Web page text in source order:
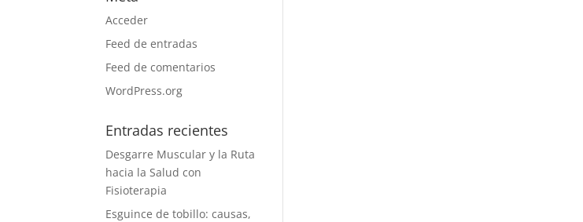
Acceder
Feed de entradas
Feed de comentarios
WordPress.org
Entradas recientes
Desgarre Muscular y la Ruta
hacia la Salud con
Fisioterapia
Esguince de tobillo: causas,